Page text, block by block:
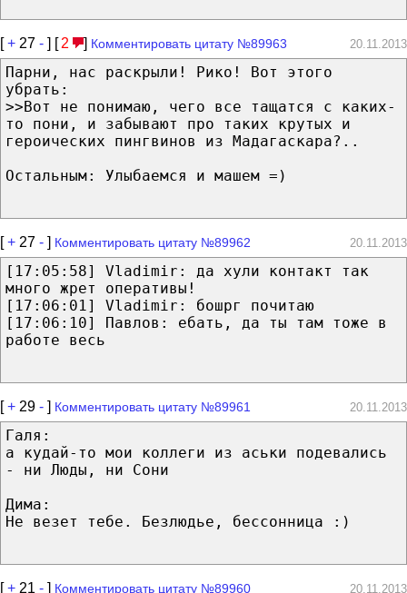
[+ 27 - ] [ 2 ] Комментировать цитату №89963 20.11.2013
Парни, нас раскрыли! Рико! Вот этого
убрать:
>>Вот не понимаю, чего все тащатся с каких-
то пони, и забывают про таких крутых и
героических пингвинов из Мадагаскара?..
Остальным: Улыбаемся и машем =)
[+ 27 - ] Комментировать цитату №89962 20.11.2013
[17:05:58] Vladimir: да хули контакт так
много жрет оперативы!
[17:06:01] Vladimir: бошрг почитаю
[17:06:10] Павлов: ебать, да ты там тоже в
работе весь
[+ 29 - ] Комментировать цитату №89961 20.11.2013
Галя:
а кудай-то мои коллеги из аськи подевались
- ни Люды, ни Сони
Дима:
Не везет тебе. Безлюдье, бессонница :)
[+ 21 - ] Комментировать цитату №89960 20.11.2013